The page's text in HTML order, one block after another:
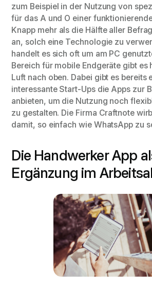
zum Beispiel in der Nutzung von
für das A und O einer
Knapp mehr als die Hälfte aller
an, solch eine Technologie zu
handelt es sich oft um am PC
Bereich für mobile Endgeräte gibt es
Luft nach oben. Dabei gibt es bereits
interessante Start-Ups die Apps zur
anbieten, um die Nutzung noch
zu gestalten. Die Firma Craftnote
damit, so einfach wie WhatsApp zu
Die Handwerker App
Ergänzung im